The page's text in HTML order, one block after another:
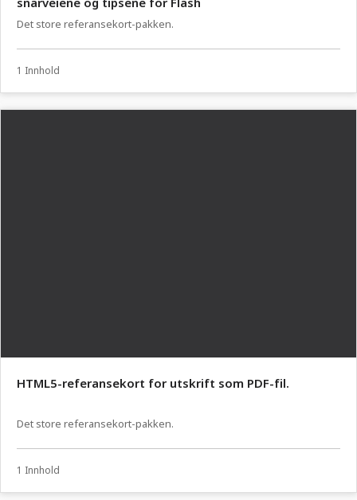
Det store referansekort-pakken.
1 Innhold
HTML5-referansekort for utskrift som PDF-fil.
Det store referansekort-pakken.
1 Innhold